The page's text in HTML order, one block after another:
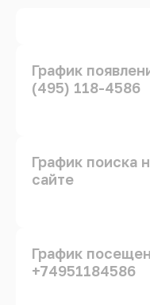
График
(495) 118-4586
График поиска
сайте
График
+74951184586